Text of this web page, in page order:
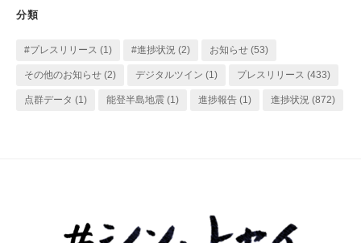
ー
分類
#プレスリリース (1) #進捗状況 (2) お知らせ (53)
その他のお知らせ (2) デジタルツイン (1) プレスリリース (433)
点群データ (1) 能登半島地震 (1) 進捗報告 (1) 進捗状況 (872)